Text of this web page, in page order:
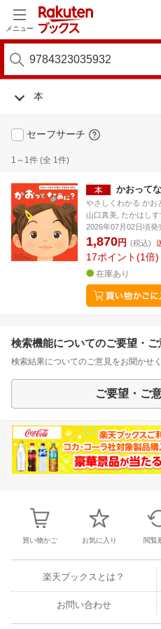
メニュー
本
セーフサーチ
1～1件 (全 1件)
かおって
やさしくわかる かお
山口真美, たかはしす
2026年07月02日頃発
1,870円 (税込)
17ポイント 1倍
在庫あり
検索機能についてのご要望・ご
検索結果についてのご意見をお聞かせく
ご要望・ご
買い物かご お気に入り 閲覧
楽天ブックスとは？
お問い合わせ